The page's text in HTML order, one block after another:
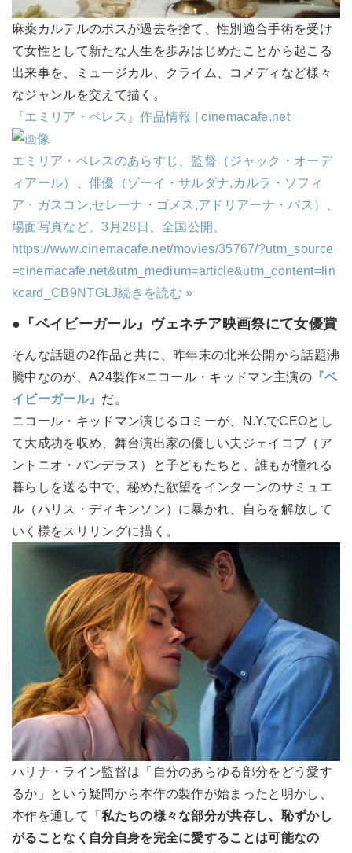
麻薬カルテルのボスが過去を捨て、性別適合手術を受け
て女性として新たな人生を歩みはじめたことから起こる
出来事を、ミュージカル、クライム、コメディなど様々
なジャンルを交えて描く。
『エミリア・ペレス』作品情報 | cinemacafe.net
エミリア・ペレスのあらすじ、監督（ジャック・オーデ
ィアール）、俳優（ゾーイ・サルダナ,カルラ・ソフィ
ア・ガスコン,セレーナ・ゴメス,アドリアーナ・パス）、
場面写真など。3月28日、全国公開。
https://www.cinemacafe.net/movies/35767/?utm_source
=cinemacafe.net&utm_medium=article&utm_content=lin
kcard_CB9NTGLJ続きを読む »
●『ベイビーガール』ヴェネチア映画祭にて女優賞
そんな話題の2作品と共に、昨年末の北米公開から話題沸
騰中なのが、A24製作×ニコール・キッドマン主演の 『ベ
イビーガール』 だ。
ニコール・キッドマン演じるロミーが、N.Y.でCEOとし
て大成功を収め、舞台演出家の優しい夫ジェイコブ（ア
ントニオ・バンデラス）と子どもたちと、誰もが憧れる
暮らしを送る中で、秘めた欲望をインターンのサミュエ
ル（ハリス・ディキンソン）に暴かれ、自らを解放して
いく様をスリリングに描く。
ハリナ・ライン監督は「自分のあらゆる部分をどう愛す
るか」という疑問から本作の製作が始まったと明かし、
本作を通して「私たちの様々な部分が共存し、恥ずかし
がることなく自分自身を完全に愛することは可能なの